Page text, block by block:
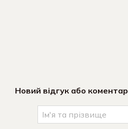
Новий відгук або коментар